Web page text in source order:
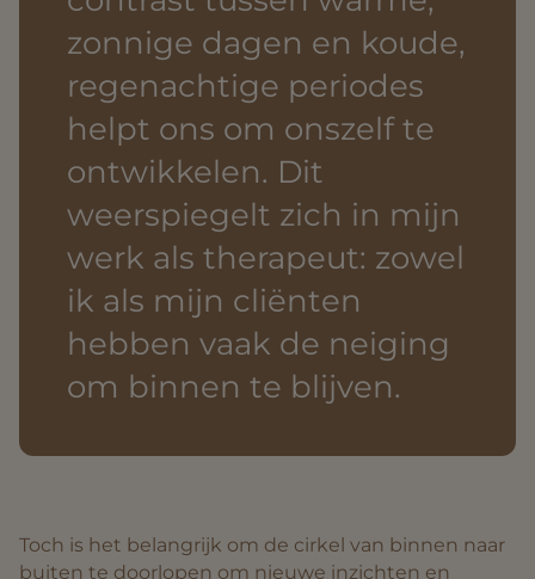
zonnige dagen en koude,
regenachtige periodes
helpt ons om onszelf te
ontwikkelen. Dit
weerspiegelt zich in mijn
werk als therapeut: zowel
ik als mijn cliënten
hebben vaak de neiging
om binnen te blijven.
Toch is het belangrijk om de cirkel van binnen naar
buiten te doorlopen om nieuwe inzichten en